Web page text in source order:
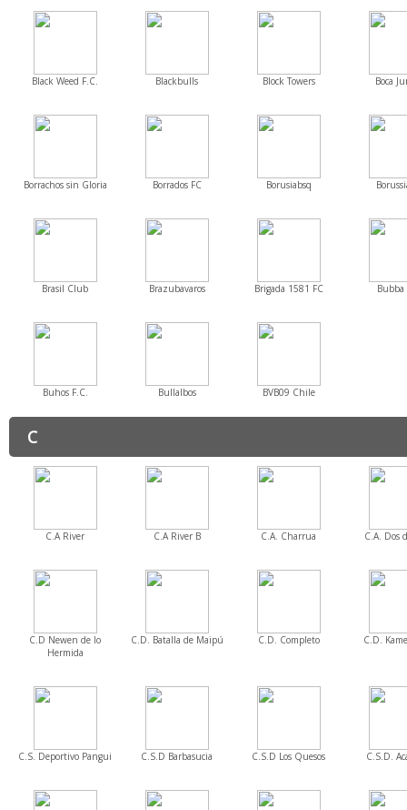
Black Weed F.C. Blackbulls Block Towers Boca
Borrachos sin Gloria Borrados FC Borusiabsq
Brasil Club Brazubavaros Brigada 1581 FC Bubba
Buhos F.C. Bullalbos BVB09 Chile
C
C.A River C.A River B C.A. Charrua C.A. Dos
C.D Newen de lo
Hermida
C.D. Batalla de Maipú C.D. Completo C.D.
C.S. Deportivo Pangui C.S.D Barbasucia C.S.D Los Quesos C.S.D.